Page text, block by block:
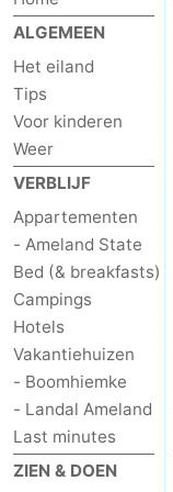
ALGEMEEN
Het eiland
Tips
Voor kinderen
Weer
VERBLIJF
Appartementen
- Ameland State
Bed (& breakfasts)
Campings
Hotels
Vakantiehuizen
- Boomhiemke
- Landal Ameland
Last minutes
ZIEN & DOEN